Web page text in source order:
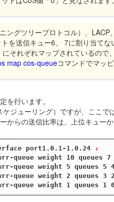
ングツリープロトコル）、
を送信キュー6、 7に割り当て
にそれぞれマップされているの
map cos-queueコマンドでマッ
を行います。
ジューリング）ですが、ここ
からの送信比率は、上位キュー
port1.0.1-1.0.24 ↓
queue weight 10 queues 7
queue weight 5 queues 5
queue weight 2 queues 3
queue weight 1 queues 1